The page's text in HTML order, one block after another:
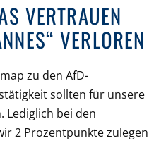
VERTRAUEN
VERLOREN
zu den AfD-
sollten für unsere
Lediglich bei den
2 Prozentpunkte zulegen